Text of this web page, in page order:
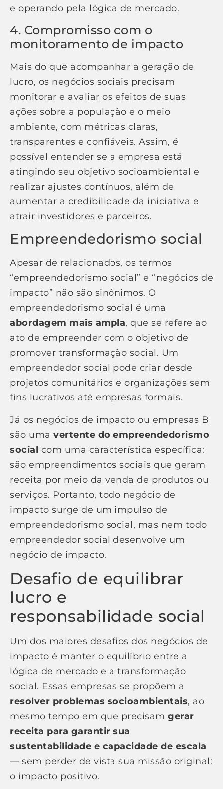
e operando pela lógica de mercado.
4. Compromisso com o
monitoramento de impacto
Mais do que acompanhar a geração de
lucro, os negócios sociais precisam
monitorar e avaliar os efeitos de suas
ações sobre a população e o meio
ambiente, com métricas claras,
transparentes e confiáveis. Assim, é
possível entender se a empresa está
atingindo seu objetivo socioambiental e
realizar ajustes contínuos, além de
aumentar a credibilidade da iniciativa e
atrair investidores e parceiros.
Empreendedorismo social
Apesar de relacionados, os termos
“empreendedorismo social” e “negócios de
impacto” não são sinônimos. O
empreendedorismo social é uma
abordagem mais ampla, que se refere ao
ato de empreender com o objetivo de
promover transformação social. Um
empreendedor social pode criar desde
projetos comunitários e organizações sem
fins lucrativos até empresas formais.
Já os negócios de impacto ou empresas B
são uma vertente do empreendedorismo
social com uma característica específica:
são empreendimentos sociais que geram
receita por meio da venda de produtos ou
serviços. Portanto, todo negócio de
impacto surge de um impulso de
empreendedorismo social, mas nem todo
empreendedor social desenvolve um
negócio de impacto.
Desafio de equilibrar
lucro e
responsabilidade social
Um dos maiores desafios dos negócios de
impacto é manter o equilíbrio entre a
lógica de mercado e a transformação
social. Essas empresas se propõem a
resolver problemas socioambientais, ao
mesmo tempo em que precisam gerar
receita para garantir sua
sustentabilidade e capacidade de escala
— sem perder de vista sua missão original:
o impacto positivo.